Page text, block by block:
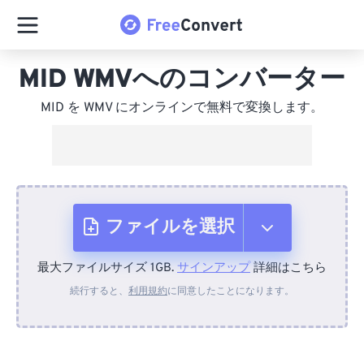
MID WMVへのコンバーター
MID を WMV にオンラインで無料で変換します。
ファイルを選択
デバイスから
最大ファイルサイズ 1GB. サインアップ詳細はこちら
続行すると、 利用規約に同意したことになります。